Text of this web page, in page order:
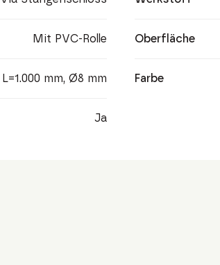
Mit PVC-Rolle
L=1.000 mm, Ø8 mm
Ja
Oberfläche
Farbe